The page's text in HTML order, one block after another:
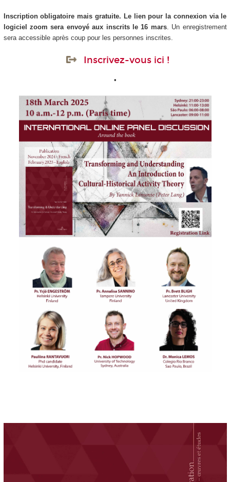
Inscription obligatoire mais gratuite. Le lien pour la connexion via le
logiciel zoom sera envoyé aux inscrits le 16 mars. Un enregistrement
sera accessible après coup pour les personnes inscrites.
Inscrivez-vous ici !
•